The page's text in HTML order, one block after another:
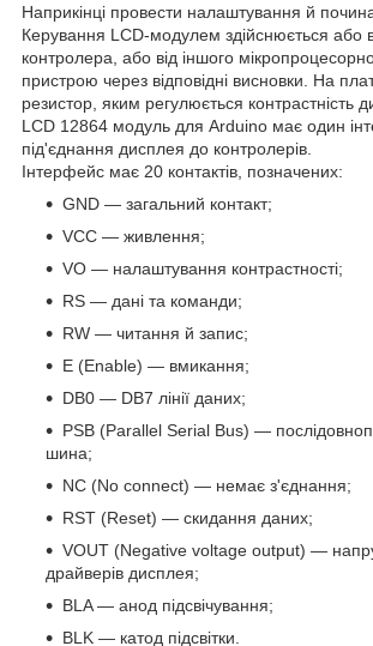
Наприкінці провести налаштування й
Керування LCD-модулем здійснюється або
контролера, або від іншого
пристрою через відповідні висновки. На
резистор, яким регулюється контрастність
LCD 12864 модуль для Arduino має один
під'єднання дисплея до контролерів.
Інтерфейс має 20 контактів, позначених:
GND — загальний контакт;
VСС — живлення;
VO — налаштування контрастності;
RS — дані та команди;
RW — читання й запис;
E (Enable) — вмикання;
DB0 — DB7 лінії даних;
PSB (Parallel Serial Bus) —
шина;
NC (No connect) — немає з'єднання;
RST (Reset) — скидання даних;
VOUT (Negative voltage output) —
драйверів дисплея;
BLA — анод підсвічування;
BLK — катод підсвітки.